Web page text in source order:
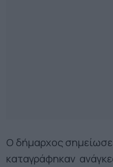
Ο δήμαρχος
καταγράφηκαν